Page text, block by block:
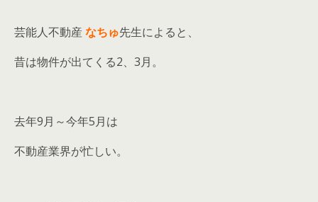
芸能人不動産 なちゅ先生によると、
昔は物件が出てくる2、3月。
去年9月～今年5月は
不動産業界が忙しい。